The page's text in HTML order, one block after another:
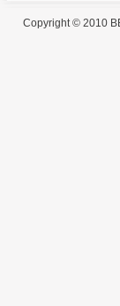
Copyright © 2010